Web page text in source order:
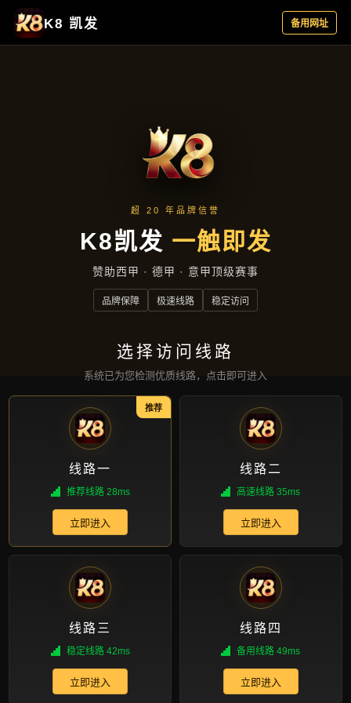
新闻看点
首页 新闻看点